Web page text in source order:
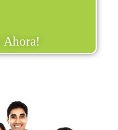
Ahora!